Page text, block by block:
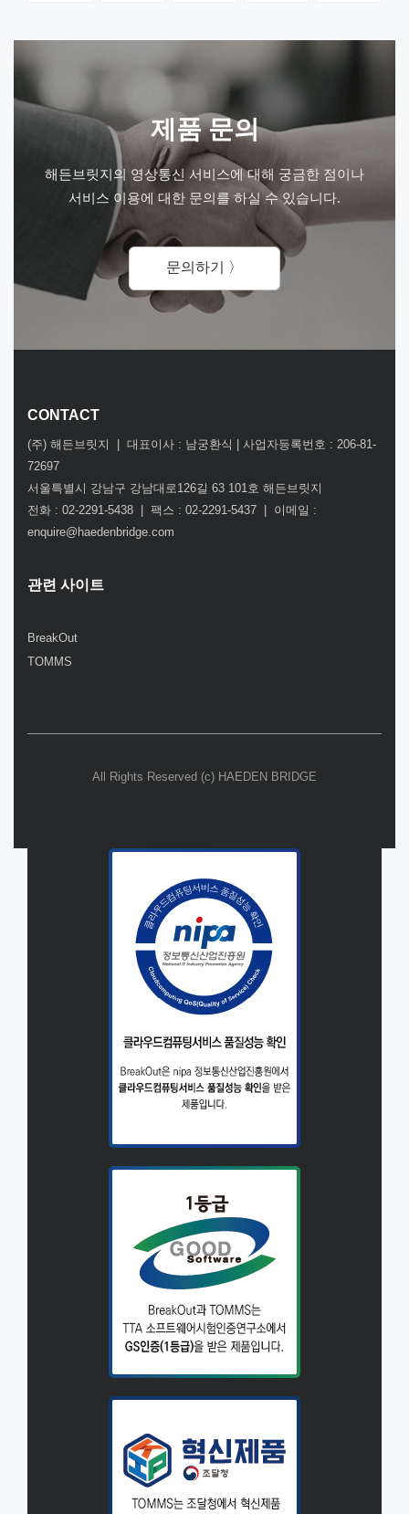
제품 문의
해든브릿지의 영상통신 서비스에 대해 궁금한 점이나
서비스 이용에 대한 문의를 하실 수 있습니다.
문의하기 〉
CONTACT
(주) 해든브릿지 | 대표이사 : 남궁환식 | 사업자등록번호 : 206-81-
72697
서울특별시 강남구 강남대로126길 63 101호 해든브릿지
전화 : 02-2291-5438 | 팩스 : 02-2291-5437 | 이메일 :
enquire@haedenbridge.com
관련 사이트
BreakOut
TOMMS
All Rights Reserved (c) HAEDEN BRIDGE